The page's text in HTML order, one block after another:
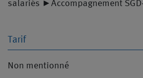
salariés ►Accompagnement
Tarif
Non mentionné